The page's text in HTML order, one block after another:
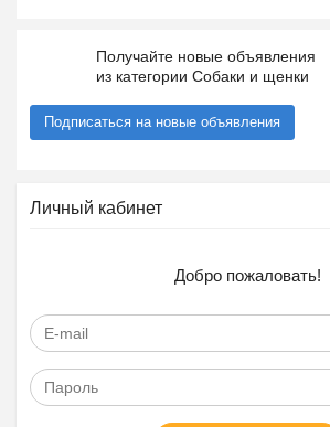
Получайте новые объявления
из категории Собаки и щенки
Подписаться на новые объявления
Личный кабинет
Добро пожаловать!